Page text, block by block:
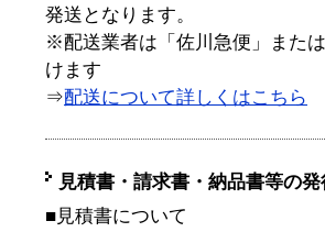
発送となります。
※配送業者は「佐川急便」また
けます
⇒配送について詳しくはこちら
見積書・請求書・納品書等の
■見積書について